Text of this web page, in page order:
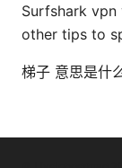
Surfshark
other tips to
梯子 意思是什